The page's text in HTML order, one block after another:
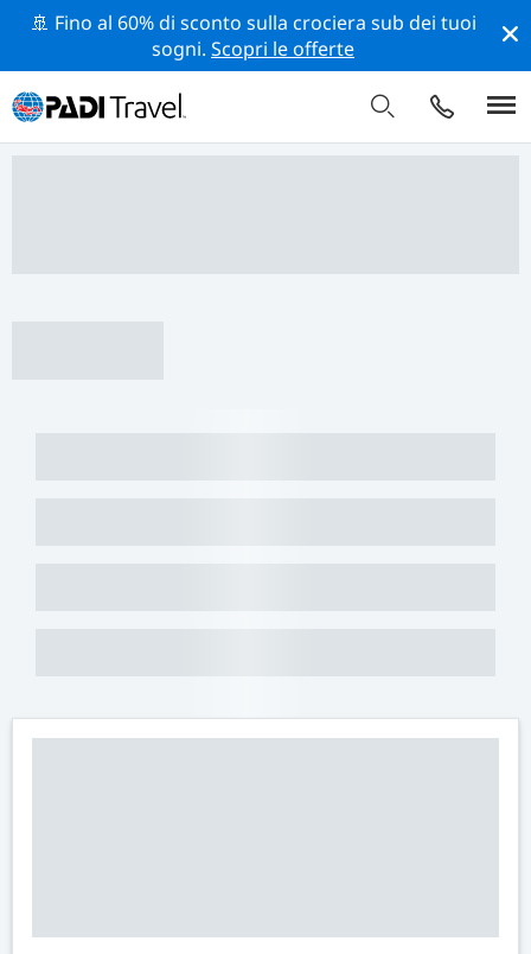
🚢 Fino al 60% di sconto sulla crociera sub dei tuoi
sogni.Scopri le offerte